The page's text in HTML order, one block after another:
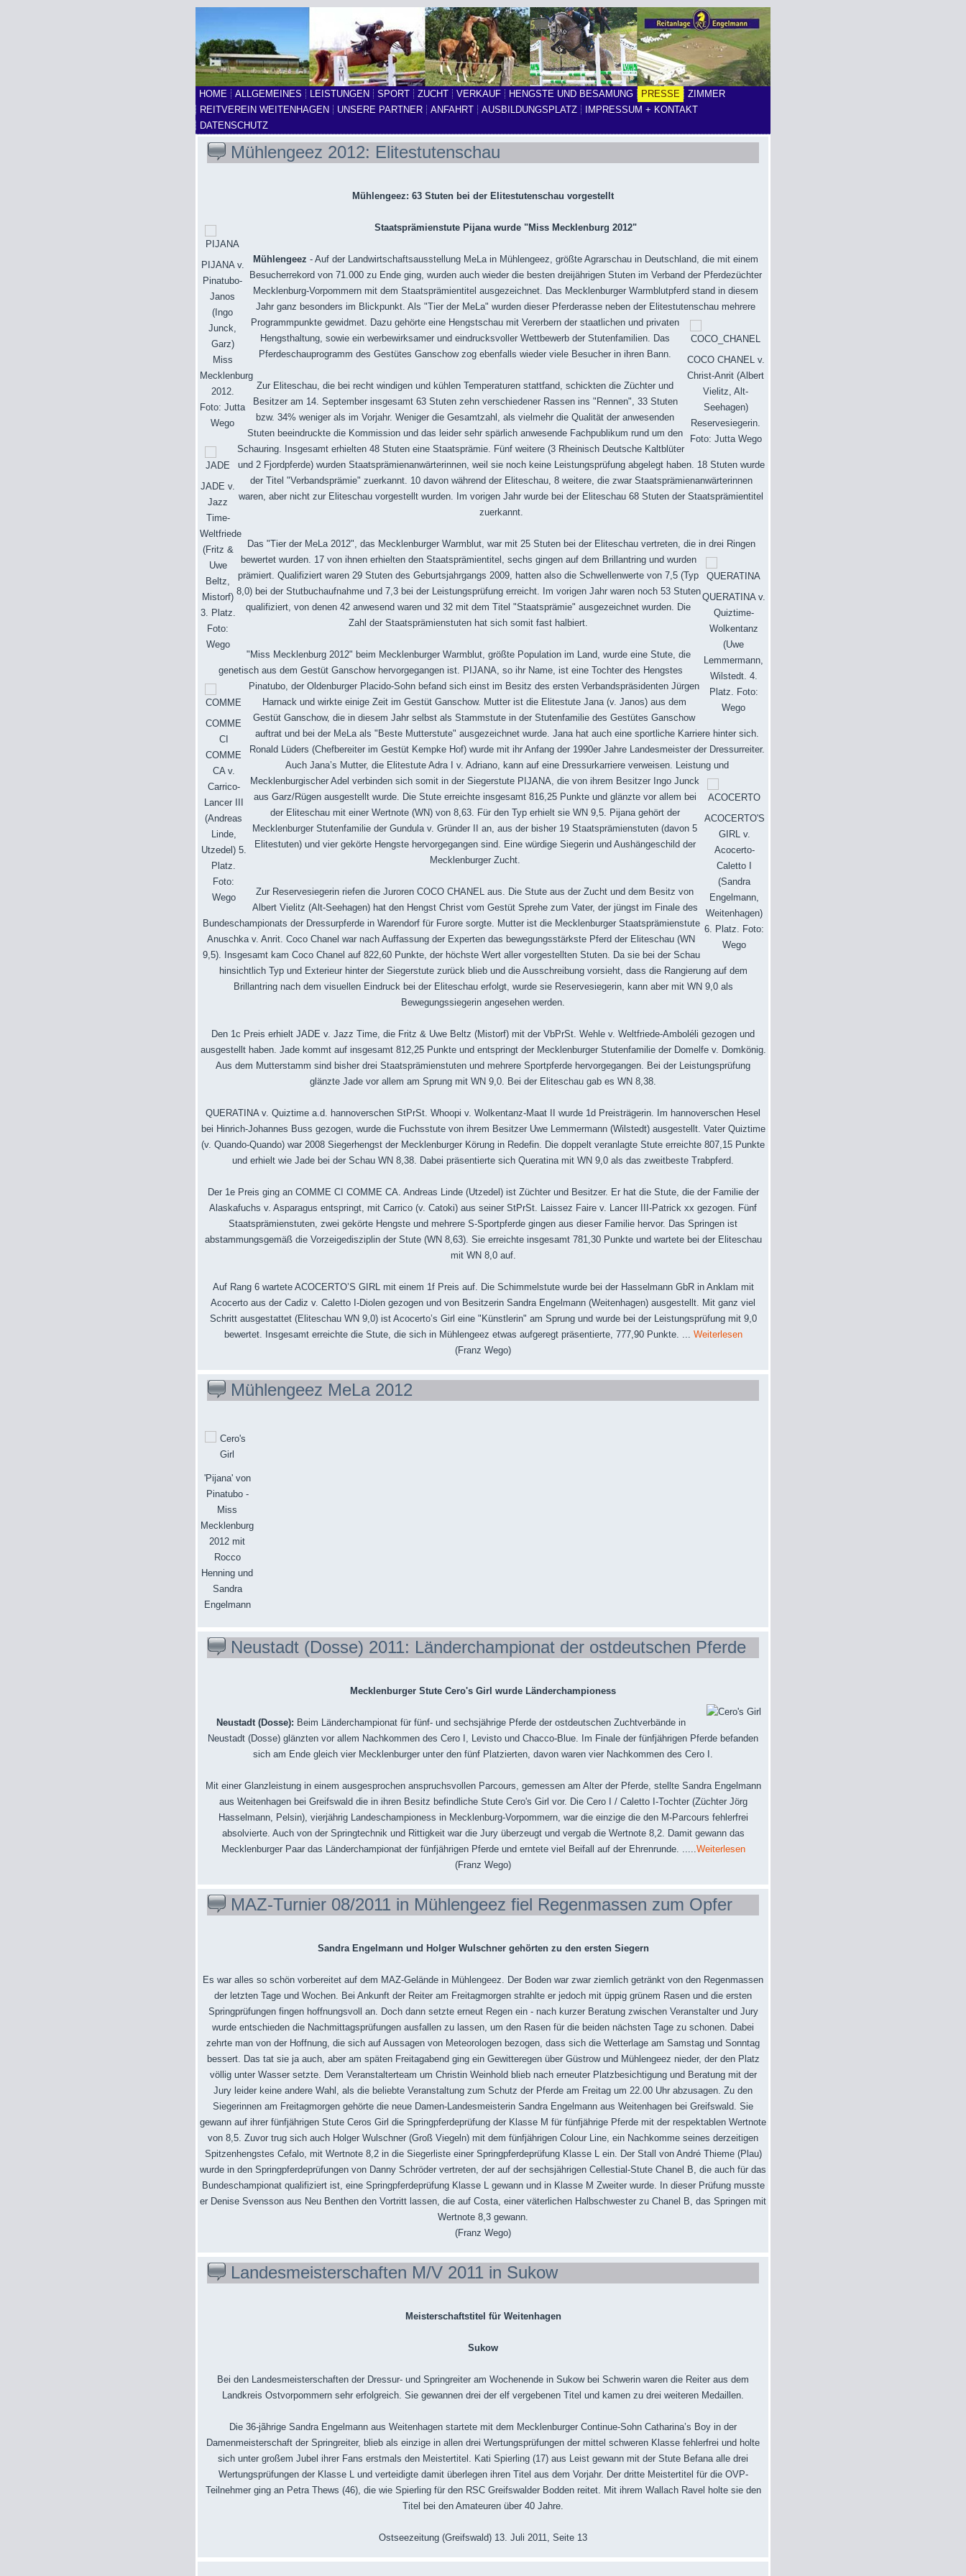
HOME ALLGEMEINES LEISTUNGEN SPORT ZUCHT VERKAUF HENGSTE UND BESAMUNG PRESSE
ZIMMER
REITVEREIN WEITENHAGEN
UNSERE PARTNER ANFAHRT AUSBILDUNGSPLATZ
IMPRESSUM + KONTAKT
DATENSCHUTZ
Mühlengeez 2012: Elitestutenschau
Mühlengeez: 63 Stuten bei der Elitestutenschau vorgestellt
PIJANA v.
Pinatubo-
Janos
(Ingo
Junck,
Garz)
Miss
Mecklenburg
2012.
Foto: Jutta
Wego
Staatsprämienstute Pijana wurde "Miss Mecklenburg 2012"
Mühlengeez - Auf der Landwirtschaftsausstellung MeLa in Mühlengeez, größte Agrarschau in Deutschland, die mit einem
Besucherrekord von 71.000 zu Ende ging, wurden auch wieder die besten dreijährigen Stuten im Verband der Pferdezüchter
Mecklenburg-Vorpommern mit dem Staatsprämientitel ausgezeichnet. Das Mecklenburger Warmblutpferd stand in diesem
Jahr ganz besonders im Blickpunkt. Als "Tier der MeLa" wurden dieser Pferderasse neben der Elitestutenschau mehrere
Programmpunkte gewidmet. Dazu gehörte eine Hengstschau mit Vererbern der
COCO CHANEL v.
Christ-Anrit (Albert
Vielitz, Alt-
Seehagen)
Reservesiegerin.
Foto: Jutta Wego
staatlichen und privaten
Hengsthaltung, sowie ein werbewirksamer und eindrucksvoller Wettbewerb der Stutenfamilien. Das
Pferdeschauprogramm des Gestütes Ganschow zog ebenfalls wieder viele Besucher in ihren Bann.
Zur Eliteschau, die bei recht windigen und kühlen Temperaturen stattfand, schickten die Züchter und
Besitzer am 14. September insgesamt 63 Stuten zehn verschiedener Rassen ins "Rennen", 33 Stuten
bzw. 34% weniger als im Vorjahr. Weniger die Gesamtzahl, als vielmehr die Qualität der anwesenden
Stuten beeindruckte die Kommission und das leider sehr spärlich anwesende Fachpublikum rund um den
JADE v.
Jazz
Time-
Weltfriede
(Fritz &
Uwe
Beltz,
Mistorf)
3. Platz.
Foto:
Wego
Schauring. Insgesamt erhielten 48 Stuten eine Staatsprämie. Fünf weitere (3 Rheinisch Deutsche Kaltblüter
und 2 Fjordpferde) wurden Staatsprämienanwärterinnen, weil sie noch keine Leistungsprüfung abgelegt haben. 18 Stuten wurde
der Titel "Verbandsprämie" zuerkannt. 10 davon während der Eliteschau, 8 weitere, die zwar Staatsprämienanwärterinnen
waren, aber nicht zur Eliteschau vorgestellt wurden. Im vorigen Jahr wurde bei der Eliteschau 68 Stuten der Staatsprämientitel
zuerkannt.
Das "Tier der MeLa 2012", das Mecklenburger Warmblut, war mit 25 Stuten bei der Eliteschau vertreten, die in drei Ringen
bewertet wurden. 17 von ihnen erhielten den
QUERATINA v.
Quiztime-
Wolkentanz
(Uwe
Lemmermann,
Wilstedt. 4.
Platz. Foto:
Wego
Staatsprämientitel, sechs gingen auf dem Brillantring und wurden
prämiert. Qualifiziert waren 29 Stuten des Geburtsjahrgangs 2009, hatten also die Schwellenwerte von 7,5 (Typ
8,0) bei der Stutbuchaufnahme und 7,3 bei der Leistungsprüfung erreicht. Im vorigen Jahr waren noch 53 Stuten
qualifiziert, von denen 42 anwesend waren und 32 mit dem Titel "Staatsprämie" ausgezeichnet wurden. Die
Zahl der Staatsprämienstuten hat sich somit fast halbiert.
"Miss Mecklenburg 2012" beim Mecklenburger Warmblut, größte Population im Land, wurde eine Stute, die
genetisch aus dem Gestüt Ganschow hervorgegangen ist. PIJANA, so ihr Name, ist eine Tochter des Hengstes
COMME
CI
COMME
CA v.
Carrico-
Lancer III
(Andreas
Linde,
Utzedel) 5.
Platz.
Foto:
Wego
Pinatubo, der Oldenburger Placido-Sohn befand sich einst im Besitz des ersten Verbandspräsidenten Jürgen
Harnack und wirkte einige Zeit im Gestüt Ganschow. Mutter ist die Elitestute Jana (v. Janos) aus dem
Gestüt Ganschow, die in diesem Jahr selbst als Stammstute in der Stutenfamilie des Gestütes Ganschow
auftrat und bei der MeLa als "Beste Mutterstute" ausgezeichnet wurde. Jana hat auch eine sportliche Karriere hinter sich.
Ronald Lüders (Chefbereiter im Gestüt Kempke Hof) wurde mit ihr Anfang der 1990er Jahre Landesmeister der Dressurreiter.
Auch Jana’s Mutter, die Elitestute Adra I v. Adriano, kann auf eine Dressurkarriere verweisen. Leistung und
Mecklenburgischer Adel verbinden sich somit in der Siegerstute
ACOCERTO'S
GIRL v.
Acocerto-
Caletto I
(Sandra
Engelmann,
Weitenhagen)
6. Platz. Foto:
Wego
PIJANA, die von ihrem Besitzer Ingo Junck
aus Garz/Rügen ausgestellt wurde. Die Stute erreichte insgesamt 816,25 Punkte und glänzte vor allem bei
der Eliteschau mit einer Wertnote (WN) von 8,63. Für den Typ erhielt sie WN 9,5. Pijana gehört der
Mecklenburger Stutenfamilie der Gundula v. Gründer II an, aus der bisher 19 Staatsprämienstuten (davon 5
Elitestuten) und vier gekörte Hengste hervorgegangen sind. Eine würdige Siegerin und Aushängeschild der
Mecklenburger Zucht.
Zur Reservesiegerin riefen die Juroren COCO CHANEL aus. Die Stute aus der Zucht und dem Besitz von
Albert Vielitz (Alt-Seehagen) hat den Hengst Christ vom Gestüt Sprehe zum Vater, der jüngst im Finale des
Bundeschampionats der Dressurpferde in Warendorf für Furore sorgte. Mutter ist die Mecklenburger Staatsprämienstute
Anuschka v. Anrit. Coco Chanel war nach Auffassung der Experten das bewegungsstärkste Pferd der Eliteschau (WN
9,5). Insgesamt kam Coco Chanel auf 822,60 Punkte, der höchste Wert aller vorgestellten Stuten. Da sie bei der Schau
hinsichtlich Typ und Exterieur hinter der Siegerstute zurück blieb und die Ausschreibung vorsieht, dass die Rangierung auf dem
Brillantring nach dem visuellen Eindruck bei der Eliteschau erfolgt, wurde sie Reservesiegerin, kann aber mit WN 9,0 als
Bewegungssiegerin angesehen werden.
Den 1c Preis erhielt JADE v. Jazz Time, die Fritz & Uwe Beltz (Mistorf) mit der VbPrSt. Wehle v. Weltfriede-Amboléli gezogen und
ausgestellt haben. Jade kommt auf insgesamt 812,25 Punkte und entspringt der Mecklenburger Stutenfamilie der Domelfe v. Domkönig.
Aus dem Mutterstamm sind bisher drei Staatsprämienstuten und mehrere Sportpferde hervorgegangen. Bei der Leistungsprüfung
glänzte Jade vor allem am Sprung mit WN 9,0. Bei der Eliteschau gab es WN 8,38.
QUERATINA v. Quiztime a.d. hannoverschen StPrSt. Whoopi v. Wolkentanz-Maat II wurde 1d Preisträgerin. Im hannoverschen Hesel
bei Hinrich-Johannes Buss gezogen, wurde die Fuchsstute von ihrem Besitzer Uwe Lemmermann (Wilstedt) ausgestellt. Vater Quiztime
(v. Quando-Quando) war 2008 Siegerhengst der Mecklenburger Körung in Redefin. Die doppelt veranlagte Stute erreichte 807,15 Punkte
und erhielt wie Jade bei der Schau WN 8,38. Dabei präsentierte sich Queratina mit WN 9,0 als das zweitbeste Trabpferd.
Der 1e Preis ging an COMME CI COMME CA. Andreas Linde (Utzedel) ist Züchter und Besitzer. Er hat die Stute, die der Familie der
Alaskafuchs v. Asparagus entspringt, mit Carrico (v. Catoki) aus seiner StPrSt. Laissez Faire v. Lancer III-Patrick xx gezogen. Fünf
Staatsprämienstuten, zwei gekörte Hengste und mehrere S-Sportpferde gingen aus dieser Familie hervor. Das Springen ist
abstammungsgemäß die Vorzeigedisziplin der Stute (WN 8,63). Sie erreichte insgesamt 781,30 Punkte und wartete bei der Eliteschau
mit WN 8,0 auf.
Auf Rang 6 wartete ACOCERTO’S GIRL mit einem 1f Preis auf. Die Schimmelstute wurde bei der Hasselmann GbR in Anklam mit
Acocerto aus der Cadiz v. Caletto I-Diolen gezogen und von Besitzerin Sandra Engelmann (Weitenhagen) ausgestellt. Mit ganz viel
Schritt ausgestattet (Eliteschau WN 9,0) ist Acocerto’s Girl eine "Künstlerin" am Sprung und wurde bei der Leistungsprüfung mit 9,0
bewertet. Insgesamt erreichte die Stute, die sich in Mühlengeez etwas aufgeregt präsentierte, 777,90 Punkte. ... Weiterlesen
(Franz Wego)
Mühlengeez MeLa 2012
'Pijana' von
Pinatubo -
Miss
Mecklenburg
2012 mit
Rocco
Henning und
Sandra
Engelmann
Neustadt (Dosse) 2011: Länderchampionat der ostdeutschen Pferde
Mecklenburger Stute Cero's Girl wurde Länderchampioness
Neustadt (Dosse): Beim Länderchampionat für fünf- und sechsjährige Pferde der ostdeutschen Zuchtverbände in
Neustadt (Dosse) glänzten vor allem Nachkommen des Cero I, Levisto und Chacco-Blue. Im Finale der fünfjährigen Pferde befanden
sich am Ende gleich vier Mecklenburger unter den fünf Platzierten, davon waren vier Nachkommen des Cero I.
Mit einer Glanzleistung in einem ausgesprochen anspruchsvollen Parcours, gemessen am Alter der Pferde, stellte Sandra Engelmann
aus Weitenhagen bei Greifswald die in ihren Besitz befindliche Stute Cero's Girl vor. Die Cero I / Caletto I-Tochter (Züchter Jörg
Hasselmann, Pelsin), vierjährig Landeschampioness in Mecklenburg-Vorpommern, war die einzige die den M-Parcours fehlerfrei
absolvierte. Auch von der Springtechnik und Rittigkeit war die Jury überzeugt und vergab die Wertnote 8,2. Damit gewann das
Mecklenburger Paar das Länderchampionat der fünfjährigen Pferde und erntete viel Beifall auf der Ehrenrunde. .....Weiterlesen
(Franz Wego)
MAZ-Turnier 08/2011 in Mühlengeez fiel Regenmassen zum Opfer
Sandra Engelmann und Holger Wulschner gehörten zu den ersten Siegern
Es war alles so schön vorbereitet auf dem MAZ-Gelände in Mühlengeez. Der Boden war zwar ziemlich getränkt von den Regenmassen
der letzten Tage und Wochen. Bei Ankunft der Reiter am Freitagmorgen strahlte er jedoch mit üppig grünem Rasen und die ersten
Springprüfungen fingen hoffnungsvoll an. Doch dann setzte erneut Regen ein - nach kurzer Beratung zwischen Veranstalter und Jury
wurde entschieden die Nachmittagsprüfungen ausfallen zu lassen, um den Rasen für die beiden nächsten Tage zu schonen. Dabei
zehrte man von der Hoffnung, die sich auf Aussagen von Meteorologen bezogen, dass sich die Wetterlage am Samstag und Sonntag
bessert. Das tat sie ja auch, aber am späten Freitagabend ging ein Gewitteregen über Güstrow und Mühlengeez nieder, der den Platz
völlig unter Wasser setzte. Dem Veranstalterteam um Christin Weinhold blieb nach erneuter Platzbesichtigung und Beratung mit der
Jury leider keine andere Wahl, als die beliebte Veranstaltung zum Schutz der Pferde am Freitag um 22.00 Uhr abzusagen. Zu den
Siegerinnen am Freitagmorgen gehörte die neue Damen-Landesmeisterin Sandra Engelmann aus Weitenhagen bei Greifswald. Sie
gewann auf ihrer fünfjährigen Stute Ceros Girl die Springpferdeprüfung der Klasse M für fünfjährige Pferde mit der respektablen Wertnote
von 8,5. Zuvor trug sich auch Holger Wulschner (Groß Viegeln) mit dem fünfjährigen Colour Line, ein Nachkomme seines derzeitigen
Spitzenhengstes Cefalo, mit Wertnote 8,2 in die Siegerliste einer Springpferdeprüfung Klasse L ein. Der Stall von André Thieme (Plau)
wurde in den Springpferdeprüfungen von Danny Schröder vertreten, der auf der sechsjährigen Cellestial-Stute Chanel B, die auch für das
Bundeschampionat qualifiziert ist, eine Springpferdeprüfung Klasse L gewann und in Klasse M Zweiter wurde. In dieser Prüfung musste
er Denise Svensson aus Neu Benthen den Vortritt lassen, die auf Costa, einer väterlichen Halbschwester zu Chanel B, das Springen mit
Wertnote 8,3 gewann.
(Franz Wego)
Landesmeisterschaften M/V 2011 in Sukow
Meisterschaftstitel für Weitenhagen
Sukow
Bei den Landesmeisterschaften der Dressur- und Springreiter am Wochenende in Sukow bei Schwerin waren die Reiter aus dem
Landkreis Ostvorpommern sehr erfolgreich. Sie gewannen drei der elf vergebenen Titel und kamen zu drei weiteren Medaillen.
Die 36-jãhrige Sandra Engelmann aus Weitenhagen startete mit dem Mecklenburger Continue-Sohn Catharina’s Boy in der
Damenmeisterschaft der Springreiter, blieb als einzige in allen drei Wertungsprüfungen der mittel schweren Klasse fehlerfrei und holte
sich unter großem Jubel ihrer Fans erstmals den Meistertitel. Kati Spierling (17) aus Leist gewann mit der Stute Befana alle drei
Wertungsprüfungen der Klasse L und verteidigte damit überlegen ihren Titel aus dem Vorjahr. Der dritte Meistertitel für die OVP-
Teilnehmer ging an Petra Thews (46), die wie Spierling für den RSC Greifswalder Bodden reitet. Mit ihrem Wallach Ravel holte sie den
Titel bei den Amateuren über 40 Jahre.
Ostseezeitung (Greifswald) 13. Juli 2011, Seite 13